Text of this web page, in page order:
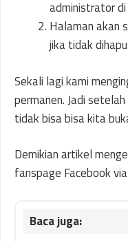
administrator
Halaman akan
jika tidak
Sekali lagi kami
permanen. Jadi
tidak bisa bisa kita
Demikian artikel
fanspage Facebook